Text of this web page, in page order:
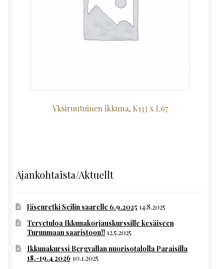
Yksiruutuinen ikkuna, K133 x L67
Ajankohtaista/Aktuellt
Jäsenretki Seilin saarelle 6.9.2025 14.8.2025
Tervetuloa Ikkunakorjauskurssille kesäiseen
Turunmaan saaristoon!! 12.5.2025
Ikkunakurssi Bergvallan nuorisotalolla Paraisilla
18.-19.4 2026 10.1.2025